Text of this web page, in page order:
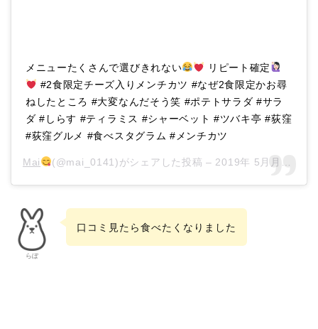
メニューたくさんで選びきれない
リピート確定
#2食限定チーズ入りメンチカツ #なぜ2食限定かお尋
ねしたところ #大変なんだそう笑 #ポテトサラダ #サラ
ダ #しらす #ティラミス #シャーベット #ツバキ亭 #荻窪
#荻窪グルメ #食べスタグラム #メンチカツ
Mai (@mai_0141)がシェアした投稿 – 2019年 5月月18日午前5時13分PDT
らぼ
口コミ見たら食べたくなりました